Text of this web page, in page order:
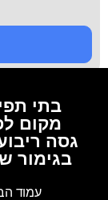
מקום
גסה
בגימור
עמוד